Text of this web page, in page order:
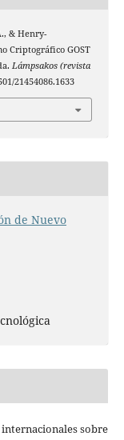
& Henry-
Criptográfico GOST
Lámpsakos (revista
21454086.1633
de Nuevo
sobre